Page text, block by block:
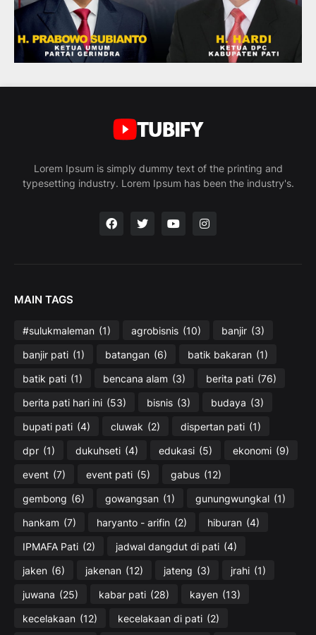
Lorem Ipsum is simply dummy text of the printing and
typesetting industry. Lorem Ipsum has been the industry's.
MAIN TAGS
#sulukmaleman (1) agrobisnis (10) banjir (3)
banjir pati (1) batangan (6) batik bakaran (1)
batik pati (1) bencana alam (3) berita pati (76)
berita pati hari ini (53) bisnis (3) budaya (3)
bupati pati (4) cluwak (2) dispertan pati (1)
dpr (1) dukuhseti (4) edukasi (5) ekonomi (9)
event (7) event pati (5) gabus (12)
gembong (6) gowangsan (1) gunungwungkal (1)
hankam (7) haryanto - arifin (2) hiburan (4)
IPMAFA Pati (2) jadwal dangdut di pati (4)
jaken (6) jakenan (12) jateng (3) jrahi (1)
juwana (25) kabar pati (28) kayen (13)
kecelakaan (12) kecelakaan di pati (2)